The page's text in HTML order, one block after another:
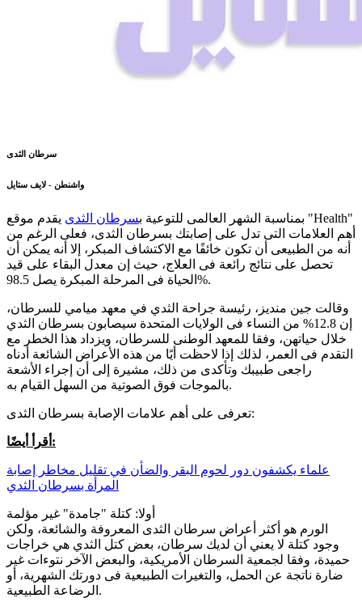
سرطان الثدى
واشنطن - لايف ستايل
بمناسبة الشهر العالمى للتوعية بسرطان الثدى يقدم موقع "Health"
أهم العلامات التى تدل على إصابتك بسرطان الثدى، فعلى الرغم من
أنه من الطبيعى أن تكون خائفًا مع الاكتشاف المبكر، إلا أنه يمكن أن
تحصل على نتائج رائعة فى العلاج، حيث إن معدل البقاء على قيد
الحياة فى المرحلة المبكرة يصل 98.5%.
وقالت جين منديز، رئيسة جراحة الثدي في معهد ميامي للسرطان،
إن 12.8% من النساء فى الولايات المتحدة سيصابون بسرطان الثدي
خلال حياتهن، وفقا للمعهد الوطنى للسرطان، ويزداد هذا الخطر مع
التقدم فى العمر، لذلك إذا لاحظت أيًا من هذه الأعراض الشائعة أدناه
راجعى طبيبك وتأكدى من ذلك، مشيرة إلى أن إجراء الأشعة
بالموجات فوق الصوتية من السهل القيام به.
تعرفى على أهم علامات الإصابة بسرطان الثدى:
أقرأ أيضًا:
علماء يكشفون دور لحوم البقر والضأن في تقليل مخاطر إصابة
المرأة بسرطان الثدي
أولا: كتلة "جامدة" غير مؤلمة
الورم هو أكثر أعراض سرطان الثدى المعروفة والشائعة، ولكن
وجود كتلة لا يعني أن لديك سرطان، بعض كتل الثدي هي خراجات
حميدة، وفقا لجمعية السرطان الأمريكية، والبعض الآخر نتوءات غير
ضارة ناتجة عن الحمل، والتغيرات الطبيعية فى دورتك الشهرية، أو
الرضاعة الطبيعية.